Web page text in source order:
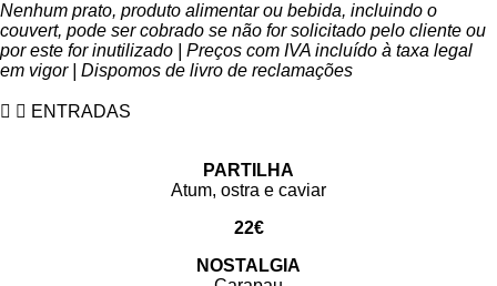
Nenhum prato, produto alimentar ou bebida, incluindo o
couvert, pode ser cobrado se não for solicitado pelo cliente ou
por este for inutilizado | Preços com IVA incluído à taxa legal
em vigor | Dispomos de livro de reclamações
ENTRADAS
PARTILHA
Atum, ostra e caviar
22€
NOSTALGIA